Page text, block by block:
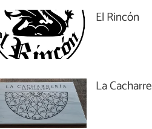
El Rincón
La